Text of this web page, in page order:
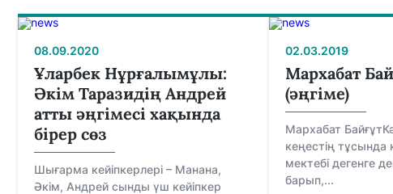
08.09.2020
Ұларбек Нұрғалымұлы:
Әкім Таразидің Андрей
атты әңгімесі хақында
бірер сөз
Шығарма кейіпкерлері – Манана,
Әкім, Андрей сынды үш кейіпкер
02.03.2019
Мархабат
(әңгіме)
Мархабат
кеңестің тұсында
мектебі дегенге
барып,...